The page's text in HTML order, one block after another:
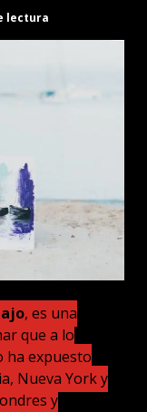
lectura
, es una
que a lo
ha expuesto
Nueva York y
y